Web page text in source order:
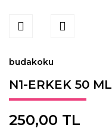
budakoku
N1-ERKEK 50 ML
250,00 TL